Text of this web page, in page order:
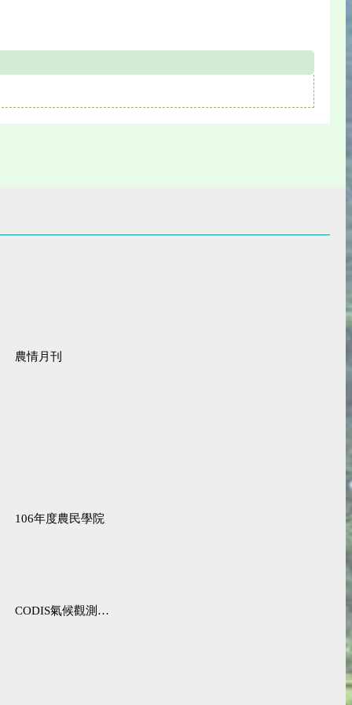
農情月刊
106年度農民學院
CODIS氣候觀測資料查詢服務